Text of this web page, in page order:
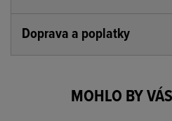
Doprava a poplatky
MOHLO BY